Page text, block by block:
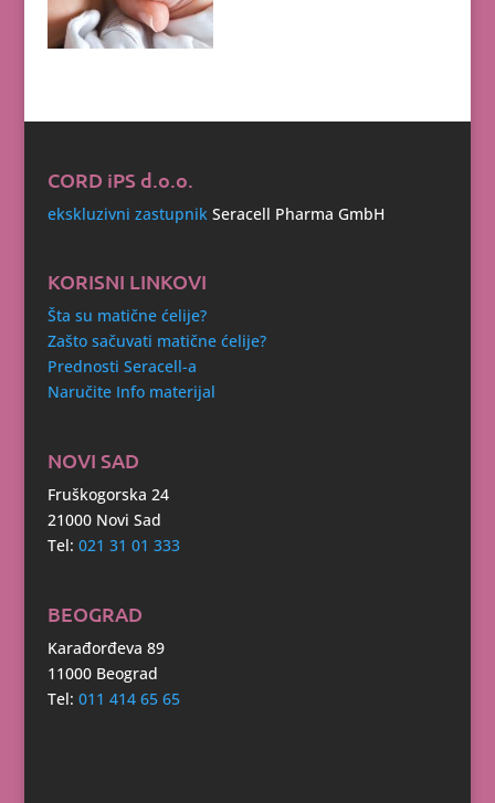
CORD iPS d.o.o.
ekskluzivni zastupnik Seracell Pharma GmbH
KORISNI LINKOVI
Šta su matične ćelije?
Zašto sačuvati matične ćelije?
Prednosti Seracell-a
Naručite Info materijal
NOVI SAD
Fruškogorska 24
21000 Novi Sad
Tel: 021 31 01 333
BEOGRAD
Karađorđeva 89
11000 Beograd
Tel: 011 414 65 65